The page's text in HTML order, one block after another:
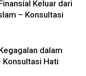
Keluar dari
– Konsultasi
dalam
Konsultasi Hati